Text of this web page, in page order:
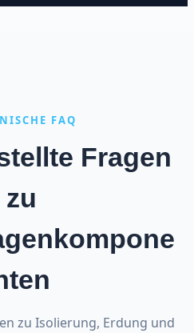
FAQ
Fragen
zu
zu Isolierung, Erdung und